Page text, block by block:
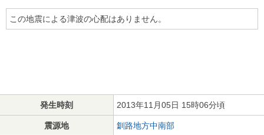
この地震による津波の心配はありません。
発生時刻 2013年11月05日 15時06分頃
震源地 釧路地方中南部